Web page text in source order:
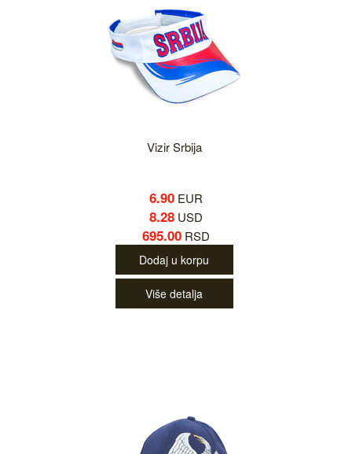
Vizir Srbija
6.90 EUR
8.28 USD
695.00 RSD
Dodaj u korpu
Više detalja